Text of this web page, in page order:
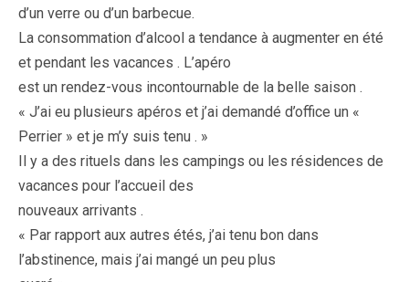
d’un verre ou d’un barbecue.
La consommation d’alcool a tendance à augmenter en été
et pendant les vacances . L’apéro
est un rendez-vous incontournable de la belle saison .
« J’ai eu plusieurs apéros et j’ai demandé d’office un «
Perrier » et je m’y suis tenu . »
Il y a des rituels dans les campings ou les résidences de
vacances pour l’accueil des
nouveaux arrivants .
« Par rapport aux autres étés, j’ai tenu bon dans
l’abstinence, mais j’ai mangé un peu plus